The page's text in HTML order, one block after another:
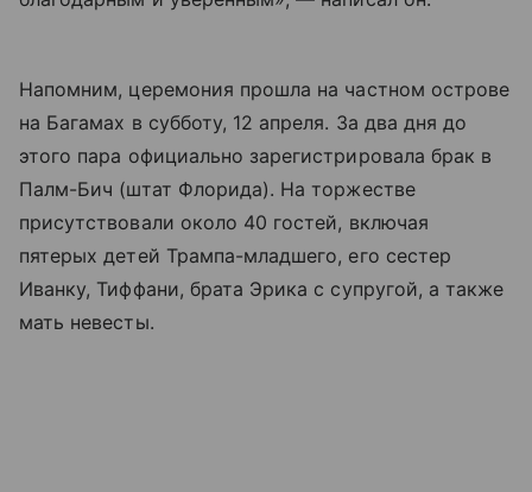
Напомним, церемония прошла на частном острове
на Багамах в субботу, 12 апреля. За два дня до
этого пара официально зарегистрировала брак в
Палм-Бич (штат Флорида). На торжестве
присутствовали около 40 гостей, включая
пятерых детей Трампа-младшего, его сестер
Иванку, Тиффани, брата Эрика с супругой, а также
мать невесты.